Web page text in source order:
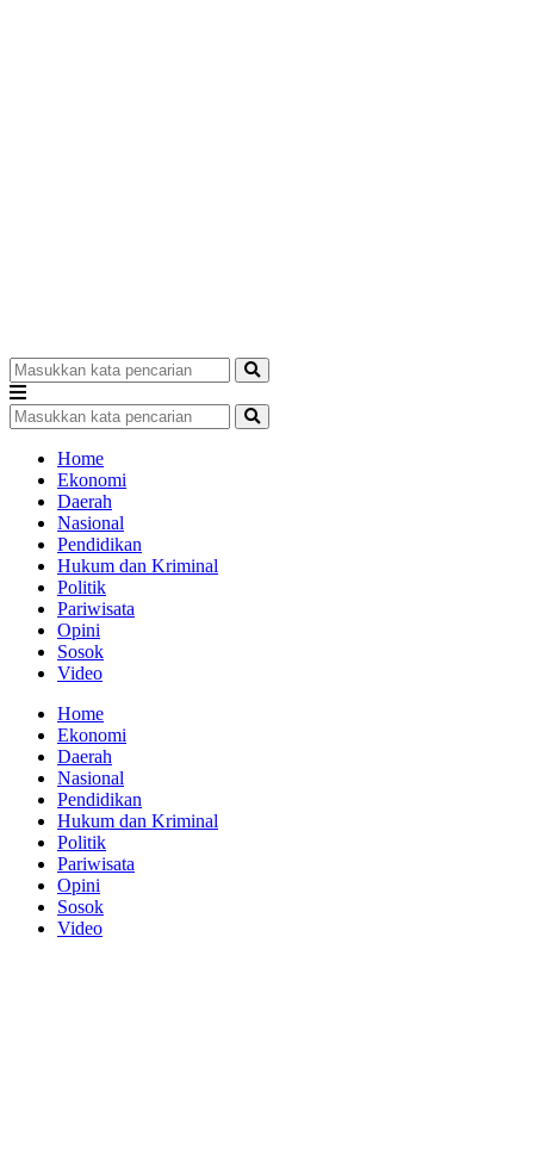
Home
Ekonomi
Daerah
Nasional
Pendidikan
Hukum dan Kriminal
Politik
Pariwisata
Opini
Sosok
Video
Home
Ekonomi
Daerah
Nasional
Pendidikan
Hukum dan Kriminal
Politik
Pariwisata
Opini
Sosok
Video